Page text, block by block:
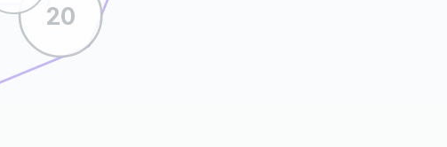
20